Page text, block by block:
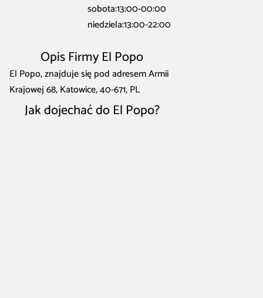
sobota:13:00-00:00
niedziela:13:00-22:00
Opis Firmy El Popo
El Popo, znajduje się pod adresem Armii
Krajowej 68, Katowice, 40-671, PL
Jak dojechać do El Popo?